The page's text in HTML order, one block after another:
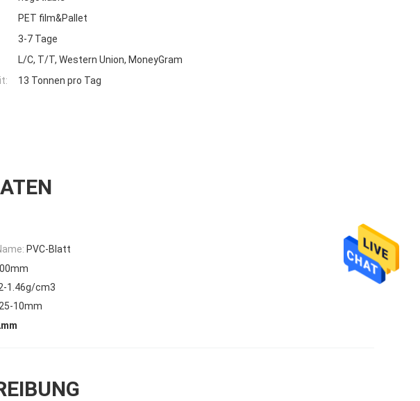
PET film&Pallet
3-7 Tage
L/C, T/T, Western Union, MoneyGram
13 Tonnen pro Tag
PVC-Blatt
1.46g/cm3
10mm